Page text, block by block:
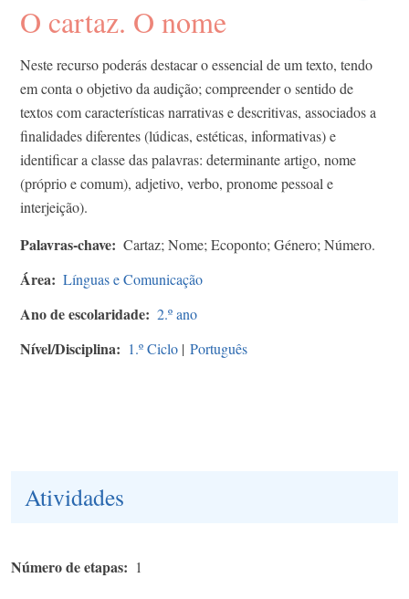
O cartaz. O nome
Neste recurso poderás destacar o essencial de um texto, tendo
em conta o objetivo da audição; compreender o sentido de
textos com características narrativas e descritivas, associados a
finalidades diferentes (lúdicas, estéticas, informativas) e
identificar a classe das palavras: determinante artigo, nome
(próprio e comum), adjetivo, verbo, pronome pessoal e
interjeição).
Palavras-chave Cartaz; Nome; Ecoponto; Género; Número.
Área Línguas e Comunicação
Ano de escolaridade 2.º ano
Nível/Disciplina 1.º Ciclo | Português
Atividades
Número de etapas 1